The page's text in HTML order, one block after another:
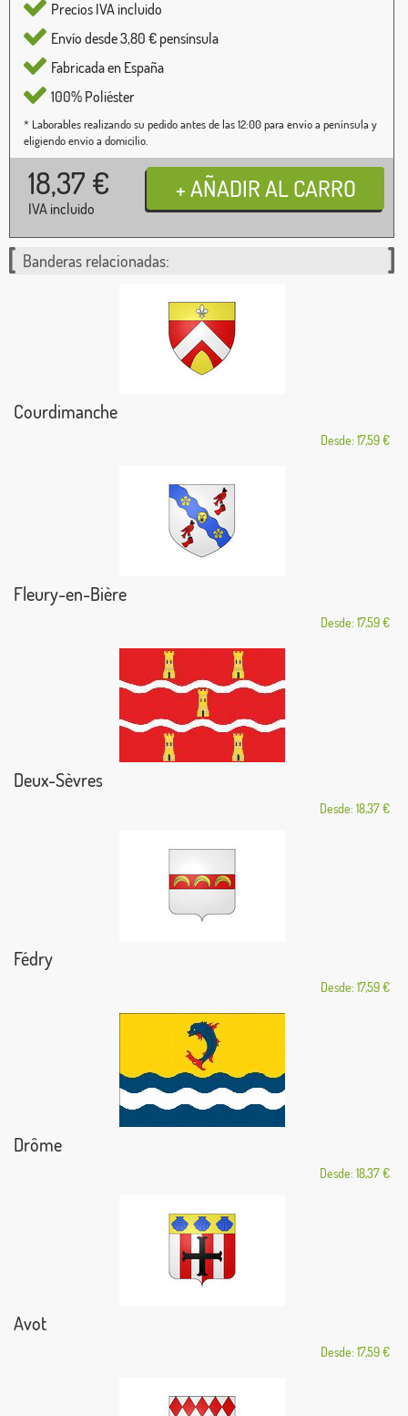
Precios IVA incluido
Envío desde 3,80 € pensínsula
Fabricada en España
100% Poliéster
* Laborables realizando su pedido antes de las 12:00 para envío a península y
eligiendo envío a domicilio.
18,37 €
IVA incluido
Banderas relacionadas:
Courdimanche
Desde: 17,59 €
Fleury-en-Bière
Desde: 17,59 €
Deux-Sèvres
Desde: 18,37 €
Fédry
Desde: 17,59 €
Drôme
Desde: 18,37 €
Avot
Desde: 17,59 €